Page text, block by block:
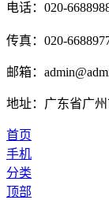
电话：020-
传真：020-
邮箱：
地址：广东省广
首页
手机
分类
顶部